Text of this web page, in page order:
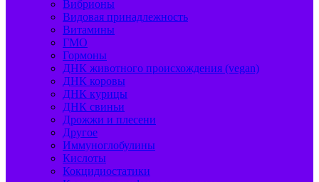
Вибрионы
Видовая принадлежность
Витамины
ГМО
Гормоны
ДНК животного происхождения (vegan)
ДНК коровы
ДНК курицы
ДНК свиньи
Дрожжи и плесени
Другое
Иммуноглобулины
Кислоты
Кокцидиостатики